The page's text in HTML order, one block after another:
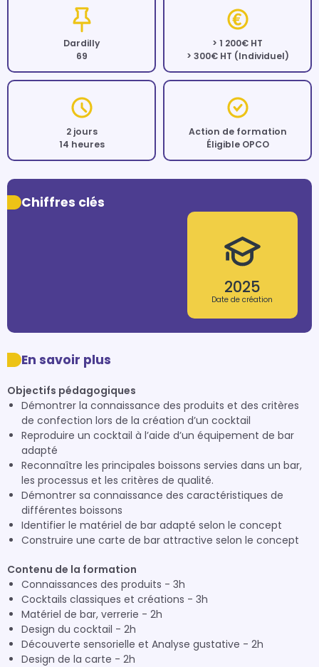
Dardilly
69
> 1 200€ HT
> 300€ HT (Individuel)
2 jours
14 heures
Action de formation
Éligible OPCO
Chiffres clés
2025
Date de création
En savoir plus
Objectifs pédagogiques
Démontrer la connaissance des produits et des critères
de confection lors de la création d’un cocktail
Reproduire un cocktail à l’aide d’un équipement de bar
adapté
Reconnaître les principales boissons servies dans un bar,
les processus et les critères de qualité.
Démontrer sa connaissance des caractéristiques de
différentes boissons
Identifier le matériel de bar adapté selon le concept
Construire une carte de bar attractive selon le concept
Contenu de la formation
Connaissances des produits - 3h
Cocktails classiques et créations - 3h
Matériel de bar, verrerie - 2h
Design du cocktail - 2h
Découverte sensorielle et Analyse gustative - 2h
Design de la carte - 2h